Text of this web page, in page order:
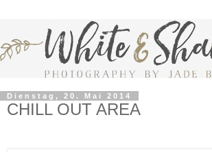
Dienstag, 20. Mai 2014
CHILL OUT AREA